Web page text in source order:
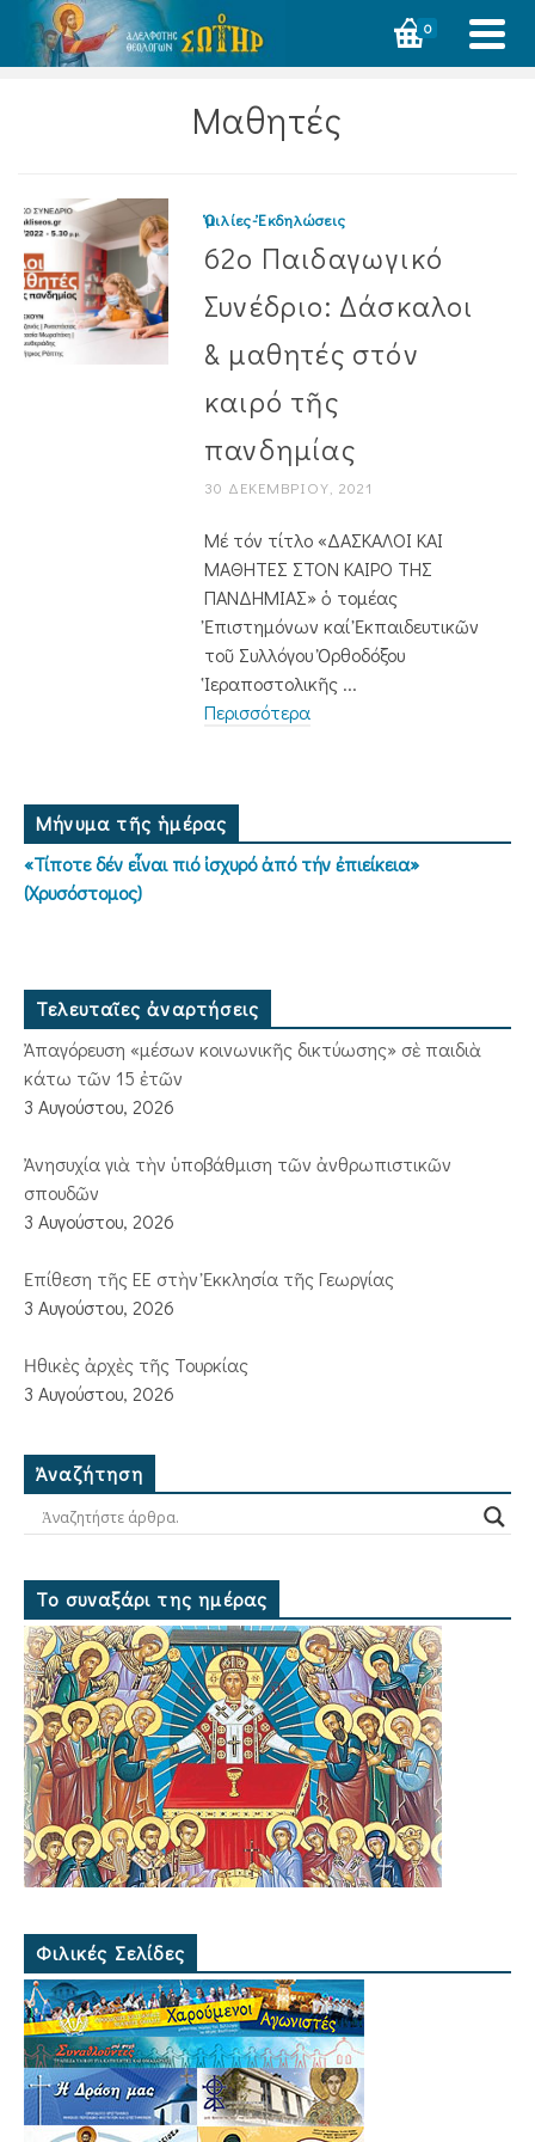
0
Μαθητές
Ὁμιλίες-Ἐκδηλώσεις
62ο Παιδαγωγικό
Συνέδριο: Δάσκαλοι
& μαθητές στόν
καιρό τῆς
πανδημίας
30 ΔΕΚΕΜΒΡΊΟΥ, 2021
Μέ τόν τίτλο «ΔΑΣΚΑΛΟΙ ΚΑΙ
ΜΑΘΗΤΕΣ ΣΤΟΝ ΚΑΙΡΟ ΤΗΣ
ΠΑΝΔΗΜΙΑΣ» ὁ τομέας
Ἐπιστημόνων καί Ἐκπαιδευτικῶν
τοῦ Συλλόγου Ὀρθοδόξου
Ἱεραποστολικῆς ...
Περισσότερα
Μήνυμα τῆς ἡμέρας
«Τίποτε δέν εἶναι πιό ἰσχυρό ἀπό τήν ἐπιείκεια»
(Χρυσόστομος)
Τελευταῖες ἀναρτήσεις
Ἀπαγόρευση «μέσων κοινωνικῆς δικτύωσης» σὲ παιδιὰ
κάτω τῶν 15 ἐτῶν
3 Αυγούστου, 2026
Ἀνησυχία γιὰ τὴν ὑποβάθμιση τῶν ἀνθρωπιστικῶν
σπουδῶν
3 Αυγούστου, 2026
Ἐπίθεση τῆς ΕΕ στὴν Ἐκκλησία τῆς Γεωργίας
3 Αυγούστου, 2026
Ἠθικὲς ἀρχὲς τῆς Τουρκίας
3 Αυγούστου, 2026
Ἀναζήτηση
Το συναξάρι της ημέρας
Φιλικές Σελίδες